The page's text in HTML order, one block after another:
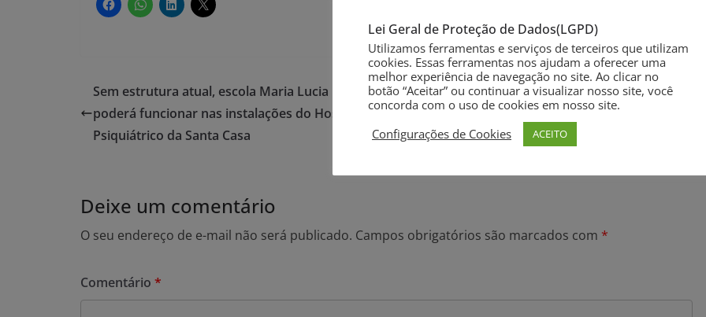
Sem estrutura atual, escola Maria Lucia Luzzardi
poderá funcionar nas instalações do Hospital
Psiquiátrico da Santa Casa
Startups de todo o Estado já podem se inscrever
para o BRDE Labs RS 2023
Deixe um comentário
O seu endereço de e-mail não será publicado. Campos obrigatórios são marcados com *
Comentário *
Lei Geral de Proteção de Dados(LGPD)
Utilizamos ferramentas e serviços de terceiros que utilizam
cookies. Essas ferramentas nos ajudam a oferecer uma
melhor experiência de navegação no site. Ao clicar no
botão “Aceitar” ou continuar a visualizar nosso site, você
concorda com o uso de cookies em nosso site.
Configurações de Cookies
ACEITO